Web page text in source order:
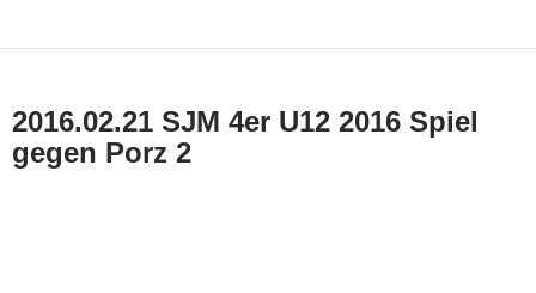
2016.02.21 SJM 4er U12 2016 Spiel
gegen Porz 2